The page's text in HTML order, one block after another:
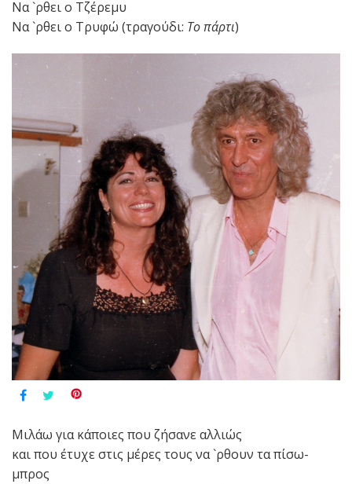
Να `ρθει ο Τζέρεμυ
Να `ρθει ο Τρυφώ (τραγούδι: Το πάρτι)
Μιλάω για κάποιες που ζήσανε αλλιώς
και που έτυχε στις μέρες τους να `ρθουν τα πίσω-
μπρος